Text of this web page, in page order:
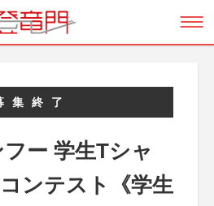
集終了
ー 学生Tシャ
ンテスト《学生